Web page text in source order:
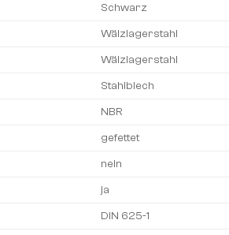
Schwarz
Wälzlagerstahl
Wälzlagerstahl
Stahlblech
NBR
gefettet
nein
ja
DIN 625-1